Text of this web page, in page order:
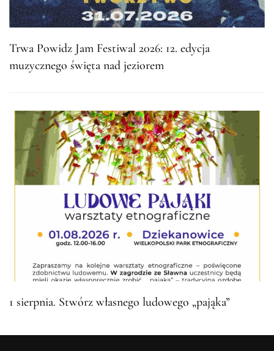
Trwa Powidz Jam Festiwal 2026: 12. edycja
muzycznego święta nad jeziorem
1 sierpnia. Stwórz własnego ludowego „pająka”